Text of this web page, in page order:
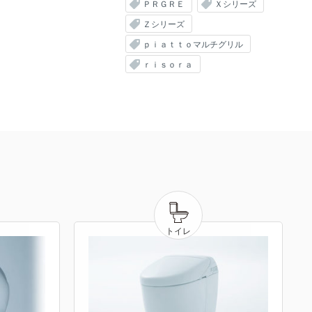
ＰＲＧＲＥ
Ｘシリーズ
Ｚシリーズ
ｐｉａｔｔｏマルチグリル
ｒｉｓｏｒａ